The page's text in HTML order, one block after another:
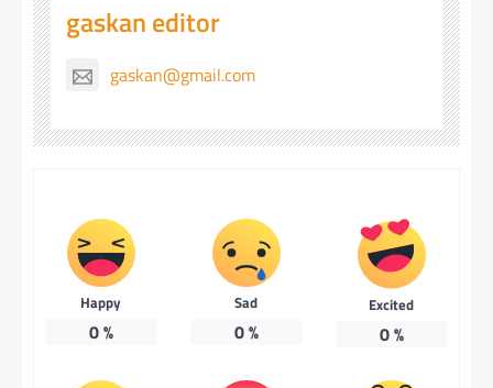
gaskan editor
gaskan@gmail.com
Happy
0%
Sad
0%
Excited
0%